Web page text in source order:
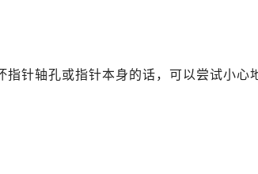
室（需提前预约）
室（需提前预约）
（需提前预约）
2102室（需提前预约）
针轴孔或指针本身的话，可以尝试小心